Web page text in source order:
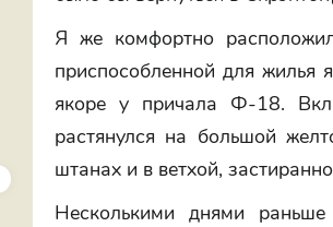
Я же комфортно
приспособленной для жилья
якоре у причала Ф-18.
растянулся на большой
штанах и в ветхой,
Несколькими днями